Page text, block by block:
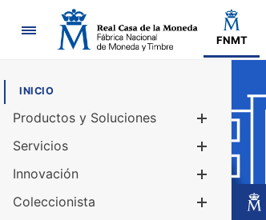
Navegación
FNMT
INICIO
Productos y Soluciones
Servicios
Innovación
Coleccionista